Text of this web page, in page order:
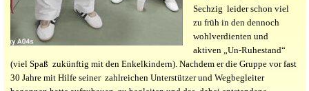
Sechzig leider schon viel
zu früh in den dennoch
wohlverdienten und
aktiven „Un-Ruhestand“
(viel Spaß zukünftig mit den Enkelkindern). Nachdem er die Gruppe vor fast
30 Jahre mit Hilfe seiner zahlreichen Unterstützer und Wegbegleiter